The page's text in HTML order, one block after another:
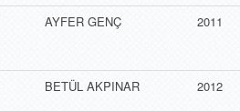
AYFER GENÇ 2011
BETÜL AKPINAR 2012